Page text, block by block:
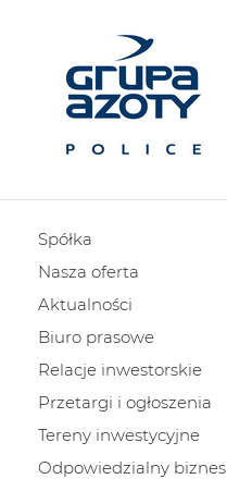
Spółka
Nasza oferta
Aktualności
Biuro prasowe
Relacje inwestorskie
Przetargi i ogłoszenia
Tereny inwestycyjne
Odpowiedzialny biznes